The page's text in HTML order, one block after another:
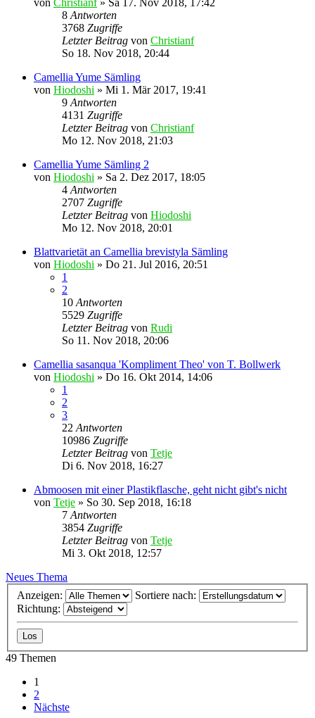
von Christianf » Sa 17. Nov 2018, 17:42
8 Antworten
3768 Zugriffe
Letzter Beitrag von Christianf
So 18. Nov 2018, 20:44
Camellia Yume Sämling
von Hiodoshi » Mi 1. Mär 2017, 19:41
9 Antworten
4131 Zugriffe
Letzter Beitrag von Christianf
Mo 12. Nov 2018, 21:03
Camellia Yume Sämling 2
von Hiodoshi » Sa 2. Dez 2017, 18:05
4 Antworten
2707 Zugriffe
Letzter Beitrag von Hiodoshi
Mo 12. Nov 2018, 20:01
Blattvarietät an Camellia brevistyla Sämling
von Hiodoshi » Do 21. Jul 2016, 20:51
1
2
10 Antworten
5529 Zugriffe
Letzter Beitrag von Rudi
So 11. Nov 2018, 20:06
Camellia sasanqua 'Kompliment Theo' von T. Bollwerk
von Hiodoshi » Do 16. Okt 2014, 14:06
1
2
3
22 Antworten
10986 Zugriffe
Letzter Beitrag von Tetje
Di 6. Nov 2018, 16:27
Abmoosen mit einer Plastikflasche, geht nicht gibt's nicht
von Tetje » So 30. Sep 2018, 16:18
7 Antworten
3854 Zugriffe
Letzter Beitrag von Tetje
Mi 3. Okt 2018, 12:57
Neues Thema
Anzeigen:
Sortiere nach:
Richtung:
49 Themen
1
2
Nächste